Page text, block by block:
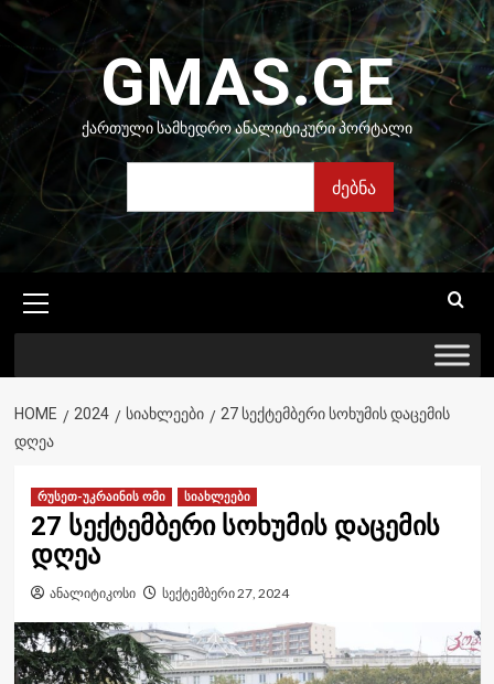
Skip
to
content
GMAS.GE
ᲥᲐᲠᲗᲣᲚᲘ ᲡᲐᲛᲮᲔᲓᲠᲝ ᲐᲜᲐᲚᲘᲢᲘᲙᲣᲠᲘ ᲞᲝᲠᲢᲐᲚᲘ
ძებნა
Menu
HOME 2024 ᲡᲘᲐᲮᲚᲔᲔᲑᲘ
27 ᲡᲔᲥᲢᲔᲛᲑᲔᲠᲘ ᲡᲝᲮᲣᲛᲘᲡ ᲓᲐᲪᲔᲛᲘᲡ
ᲓᲦᲔᲐ
რუსეთ-უკრაინის ომი სიახლეები
27 სექტემბერი სოხუმის დაცემის
დღეა
ანალიტიკოსი სექტემბერი 27, 2024